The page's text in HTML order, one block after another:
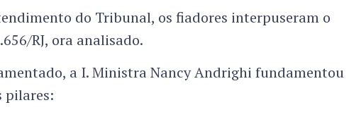
do Tribunal, os fiadores interpuseram o
RJ, ora analisado.
a I. Ministra Nancy Andrighi fundamentou
pilares: